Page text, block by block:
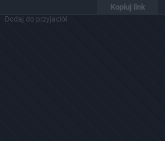
Kopiuj link
Dodaj do przyjaciół